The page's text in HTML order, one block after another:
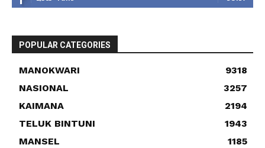
POPULAR CATEGORIES
MANOKWARI
9318
NASIONAL
3257
KAIMANA
2194
TELUK BINTUNI
1943
MANSEL
1185